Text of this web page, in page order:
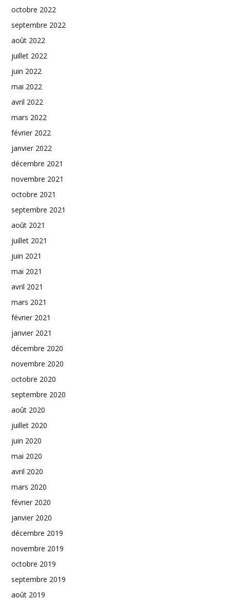
octobre 2022
septembre 2022
août 2022
juillet 2022
juin 2022
mai 2022
avril 2022
mars 2022
février 2022
janvier 2022
décembre 2021
novembre 2021
octobre 2021
septembre 2021
août 2021
juillet 2021
juin 2021
mai 2021
avril 2021
mars 2021
février 2021
janvier 2021
décembre 2020
novembre 2020
octobre 2020
septembre 2020
août 2020
juillet 2020
juin 2020
mai 2020
avril 2020
mars 2020
février 2020
janvier 2020
décembre 2019
novembre 2019
octobre 2019
septembre 2019
août 2019